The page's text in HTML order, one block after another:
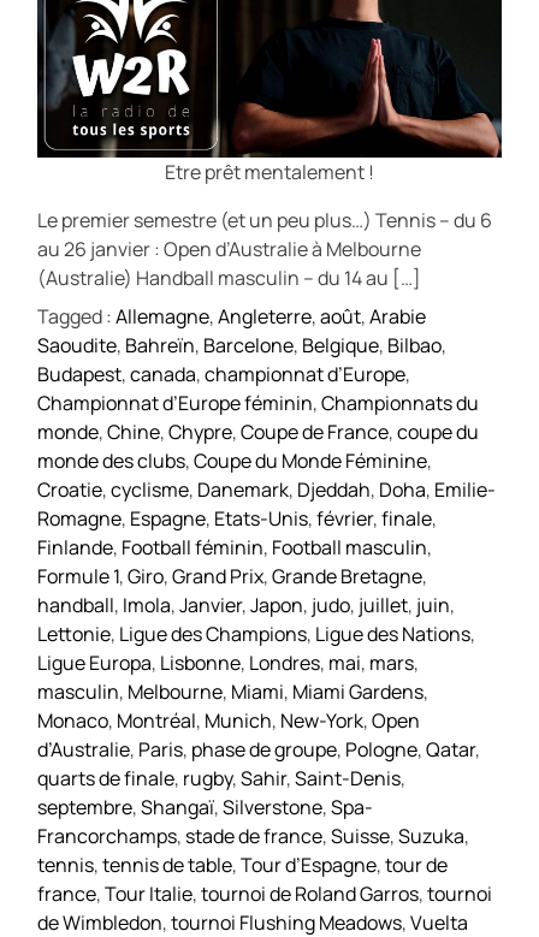
Etre prêt mentalement !
Le premier semestre (et un peu plus…) Tennis – du 6
au 26 janvier : Open d’Australie à Melbourne
(Australie) Handball masculin – du 14 au […]
Tagged :Allemagne,Angleterre,août,Arabie
Saoudite, Bahreïn, Barcelone, Belgique, Bilbao,
Budapest,canada,championnat d’Europe,
Championnat d’Europe féminin,Championnats du
monde,Chine,Chypre,Coupe de France,coupe du
monde des clubs,Coupe du Monde Féminine,
Croatie,cyclisme, Danemark, Djeddah, Doha, Emilie-
Romagne, Espagne, Etats-Unis,février,finale,
Finlande, Football féminin, Football masculin,
Formule 1,Giro,Grand Prix,Grande Bretagne,
handball, Imola,Janvier,Japon, judo, juillet, juin,
Lettonie, Ligue des Champions, Ligue des Nations,
Ligue Europa, Lisbonne, Londres, mai, mars,
masculin, Melbourne, Miami, Miami Gardens,
Monaco, Montréal, Munich, New-York,Open
d’Australie, Paris, phase de groupe, Pologne,Qatar,
quarts de finale, rugby,Sahir,Saint-Denis,
septembre,Shangaï,Silverstone,Spa-
Francorchamps, stade de france,Suisse,Suzuka,
tennis,tennis de table,Tour d’Espagne,tour de
france,Tour Italie,tournoi de Roland Garros,tournoi
de Wimbledon,tournoi Flushing Meadows,Vuelta